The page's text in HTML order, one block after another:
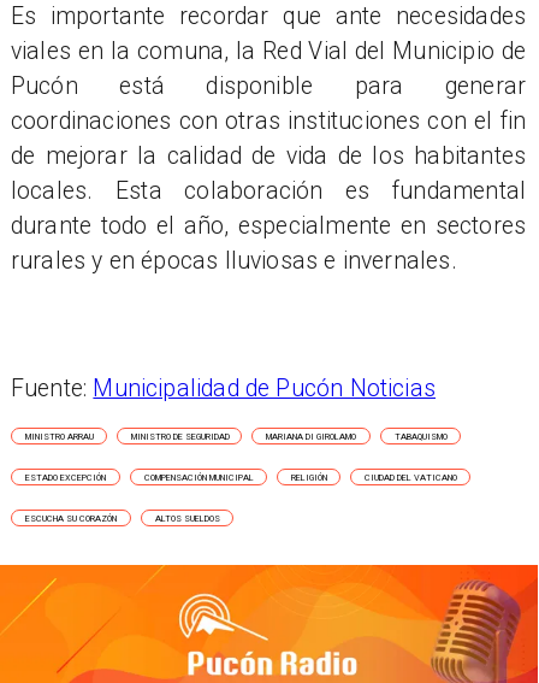
Es importante recordar que ante necesidades
viales en la comuna, la Red Vial del Municipio de
Pucón está disponible para generar
coordinaciones con otras instituciones con el fin
de mejorar la calidad de vida de los habitantes
locales. Esta colaboración es fundamental
durante todo el año, especialmente en sectores
rurales y en épocas lluviosas e invernales.
Fuente: Municipalidad de Pucón Noticias
MINISTRO ARRAU MINISTRO DE SEGURIDAD MARIANA DI GIROLAMO TABAQUISMO
ESTADO EXCEPCIÓN COMPENSACIÓN MUNICIPAL RELIGIÓN CIUDAD DEL VATICANO
ESCUCHA SU CORAZÓN ALTOS SUELDOS